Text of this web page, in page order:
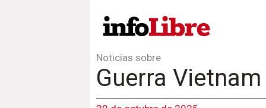
Noticias sobre
Guerra Vietnam